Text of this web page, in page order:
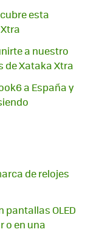
esta
a nuestro
de Xataka Xtra
a España y
de relojes
pantallas OLED
o en una